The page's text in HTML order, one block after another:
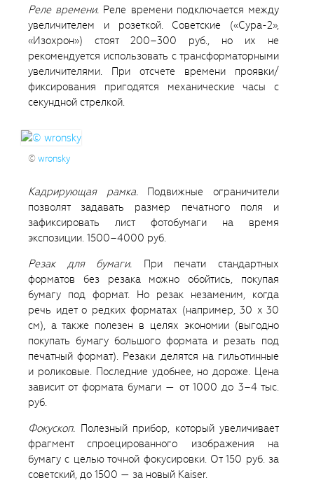
Реле времени. Реле времени подключается между
увеличителем и розеткой. Советские («Сура-2»,
«Изохрон») стоят 200–300 руб., но их не
рекомендуется использовать с трансформаторными
увеличителями. При отсчете времени проявки/
фиксирования пригодятся механические часы с
секундной стрелкой.
© wronsky
Кадрирующая рамка.Подвижные ограничители
позволят задавать размер печатного поля и
зафиксировать лист фотобумаги на время
экспозиции. 1500–4000 руб.
Резак для бумаги. При печати стандартных
форматов без резака можно обойтись, покупая
бумагу под формат. Но резак незаменим, когда
речь идет о редких форматах (например, 30 x 30
см), а также полезен в целях экономии (выгодно
покупать бумагу большого формата и резать под
печатный формат). Резаки делятся на гильотинные
и роликовые. Последние удобнее, но дороже. Цена
зависит от формата бумаги — от 1000 до 3–4 тыс.
руб.
Фокускоп. Полезный прибор, который увеличивает
фрагмент спроецированного изображения на
бумагу с целью точной фокусировки. От 150 руб. за
советский, до 1500 — за новый Kaiser.